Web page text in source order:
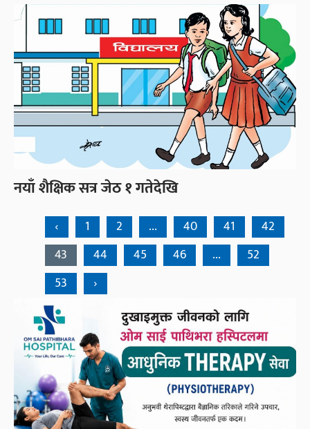
नयाँ शैक्षिक सत्र जेठ १ गतेदेखि
‹ 1 2 ... 40 41
42
43
44 45 46 ...
52
53
›